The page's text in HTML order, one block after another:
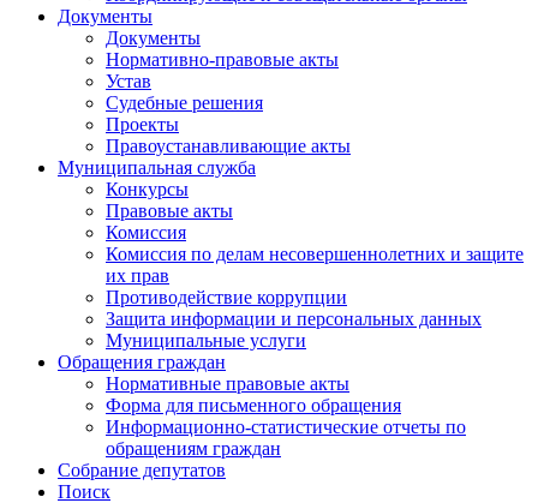
Документы
Документы
Нормативно-правовые акты
Устав
Судебные решения
Проекты
Правоустанавливающие акты
Муниципальная служба
Конкурсы
Правовые акты
Комиссия
Комиссия по делам несовершеннолетних и защите
их прав
Противодействие коррупции
Защита информации и персональных данных
Муниципальные услуги
Обращения граждан
Нормативные правовые акты
Форма для письменного обращения
Информационно-статистические отчеты по
обращениям граждан
Собрание депутатов
Поиск